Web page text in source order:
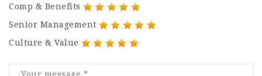
Comp & Benefits
Senior Management
Culture & Value